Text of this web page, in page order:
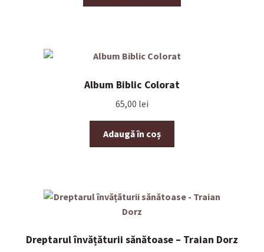
Album Biblic Colorat
65,00 lei
Adaugă în coș
Dreptarul învățăturii sănătoase – Traian Dorz